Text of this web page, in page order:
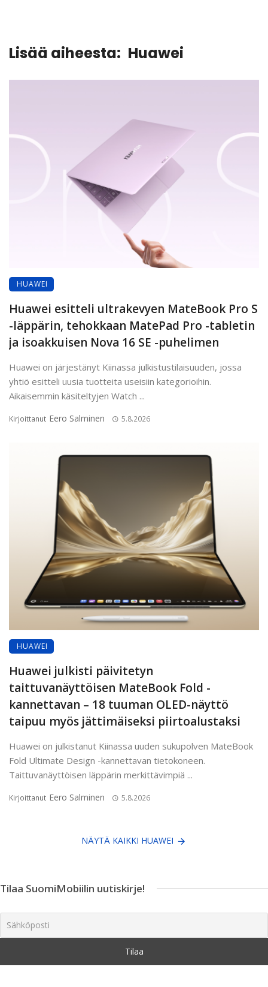
Lisää aiheesta: Huawei
HUAWEI
Huawei esitteli ultrakevyen MateBook Pro S
-läppärin, tehokkaan MatePad Pro -tabletin
ja isoakkuisen Nova 16 SE -puhelimen
Huawei on järjestänyt Kiinassa julkistustilaisuuden, jossa
yhtiö esitteli uusia tuotteita useisiin kategorioihin.
Aikaisemmin käsiteltyjen Watch ...
Kirjoittanut Eero Salminen 5.8.2026
HUAWEI
Huawei julkisti päivitetyn
taittuvanäyttöisen MateBook Fold -
kannettavan – 18 tuuman OLED-näyttö
taipuu myös jättimäiseksi piirtoalustaksi
Huawei on julkistanut Kiinassa uuden sukupolven MateBook
Fold Ultimate Design -kannettavan tietokoneen.
Taittuvanäyttöisen läppärin merkittävimpiä ...
Kirjoittanut Eero Salminen 5.8.2026
NÄYTÄ KAIKKI HUAWEI
Tilaa SuomiMobiilin uutiskirje!